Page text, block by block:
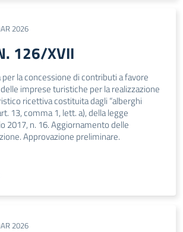
2026
126/XVII
la concessione di contributi a favore
imprese turistiche per la realizzazione
ricettiva costituita dagli “alberghi
13, comma 1, lett. a), della legge
2017, n. 16. Aggiornamento delle
Approvazione preliminare.
2026